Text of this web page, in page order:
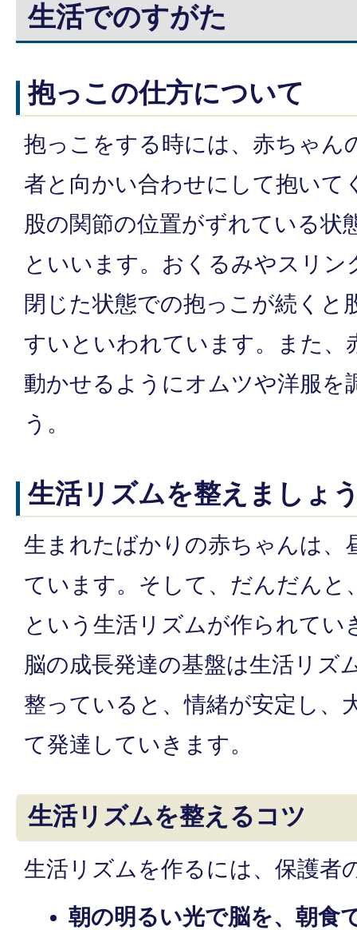
生活でのすがた
抱っこの仕方について
抱っこをする時には、赤ちゃん
者と向かい合わせにして抱いて
股の関節の位置がずれている状
といいます。おくるみやスリン
閉じた状態での抱っこが続くと
すいといわれています。また、
動かせるようにオムツや洋服を
う。
生活リズムを整えましょ
生まれたばかりの赤ちゃんは、
ています。そして、だんだんと
という生活リズムが作られてい
脳の成長発達の基盤は生活リズ
整っていると、情緒が安定し、
て発達していきます。
生活リズムを整えるコツ
生活リズムを作るには、保護者
朝の明るい光で脳を、朝食